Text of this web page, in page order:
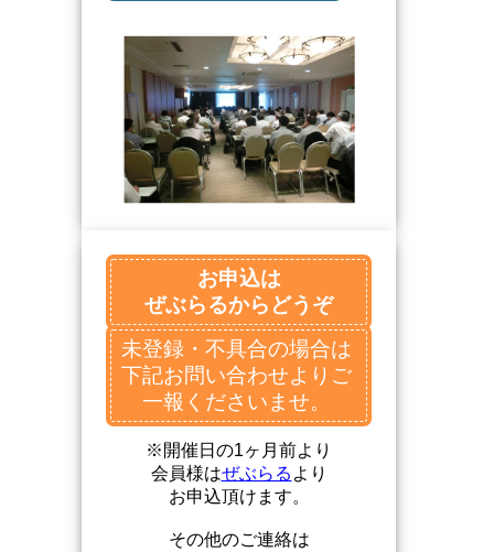
お申込は
ぜぶらるからどうぞ
未登録・不具合の場合は
下記お問い合わせよりご
一報くださいませ。
※開催日の1ヶ月前より
会員様はぜぶらる より
お申込頂けます。
その他のご連絡は